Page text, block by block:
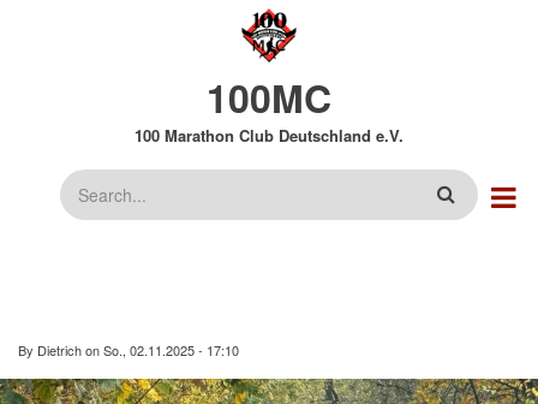
100MC
100 Marathon Club Deutschland e.V.
Suche
By DietrichonSo., 02.11.2025 - 17:10